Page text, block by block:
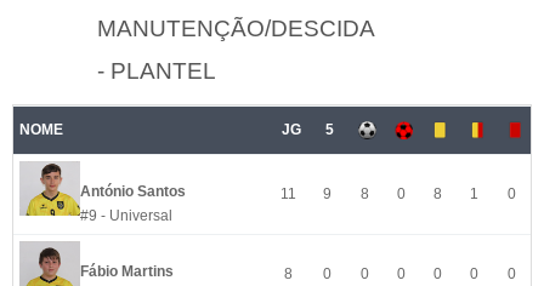
MANUTENÇÃO/DESCIDA
- PLANTEL
NOME JG 5
António Santos
#9 - Universal
11 9 8 0 8 1 0
Fábio Martins
8 0 0 0 0 0 0